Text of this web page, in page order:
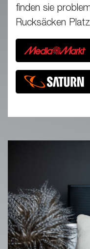
finden sie
Rucksäcken